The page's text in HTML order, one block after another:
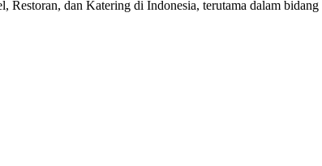
dan Katering di Indonesia, terutama dalam